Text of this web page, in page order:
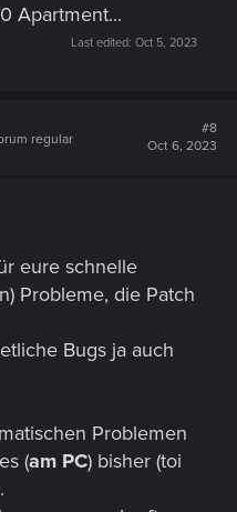
Apartment...
Last edited: Oct 5, 2023
regular
#8
Oct 6, 2023
eure schnelle
Probleme, die Patch
etliche Bugs ja auch
Problemen
(am PC) bisher (toi